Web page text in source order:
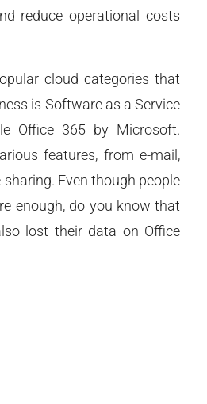
reduce operational costs
cloud categories that
is Software as a Service
Office 365 by Microsoft.
features, from e-mail,
Even though people
enough, do you know that
lost their data on Office